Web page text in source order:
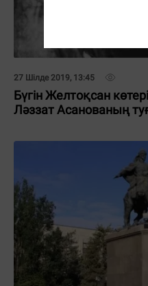
27 Шілде 2019, 13:45
Бүгін Желтоқсан
Ләззат Асанованың